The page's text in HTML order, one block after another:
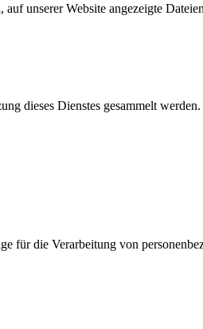
unserer Website angezeigte
dieses Dienstes gesammelt werden.
für die Verarbeitung von